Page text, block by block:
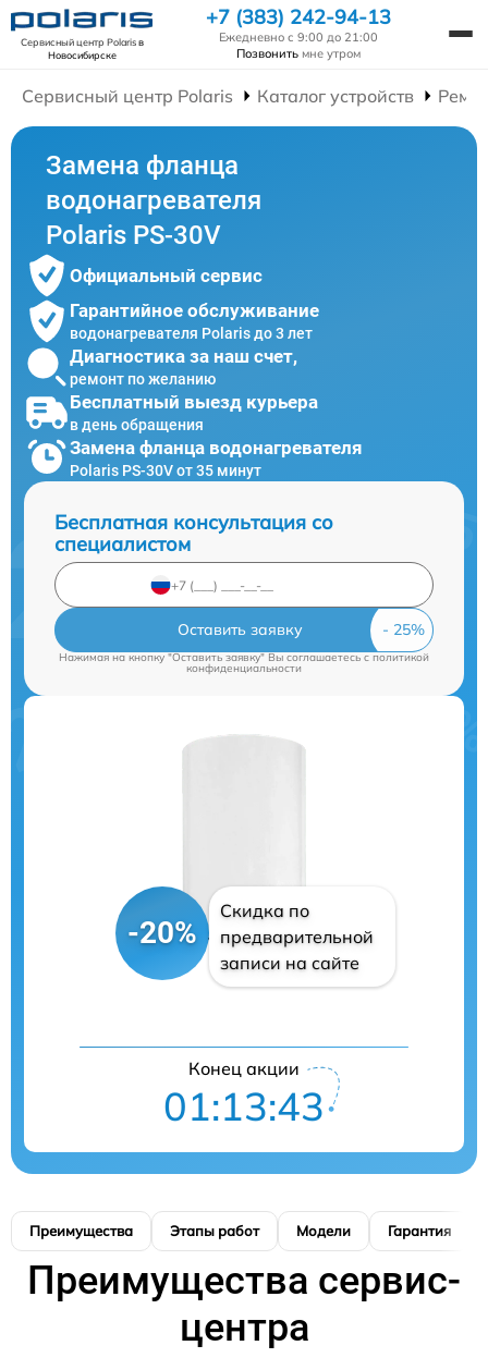
Сервисный центр Polarisв
Новосибирске
+7 (383) 242-94-13
Ежедневно с 9:00 до 21:00
Позвонить мне утром
Сервисный центр Polaris Каталог устройств
Замена фланца
водонагревателя
Polaris PS-30V
Официальный сервис
Гарантийное обслуживание
водонагревателя Polaris до 3 лет
Диагностика за наш счет,
ремонт по желанию
Бесплатный выезд курьера
в день обращения
Замена фланца водонагревателя
Polaris PS-30V от 35 минут
Бесплатная консультация со
специалистом
Оставить заявку
Нажимая на кнопку "Оставить заявку" Вы соглашаетесь cполитикой
конфиденциальности
-20%
Скидка по
предварительной
записи на сайте
Конец акции
01:13:42
Преимущества Этапы работ Модели Гарантия
Преимущества сервис-
центра